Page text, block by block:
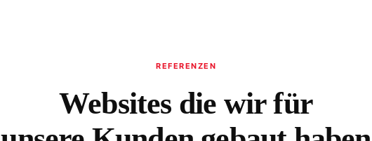
REFERENZEN
Websites die wir für